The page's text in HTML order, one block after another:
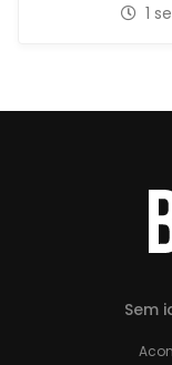
1
Sem